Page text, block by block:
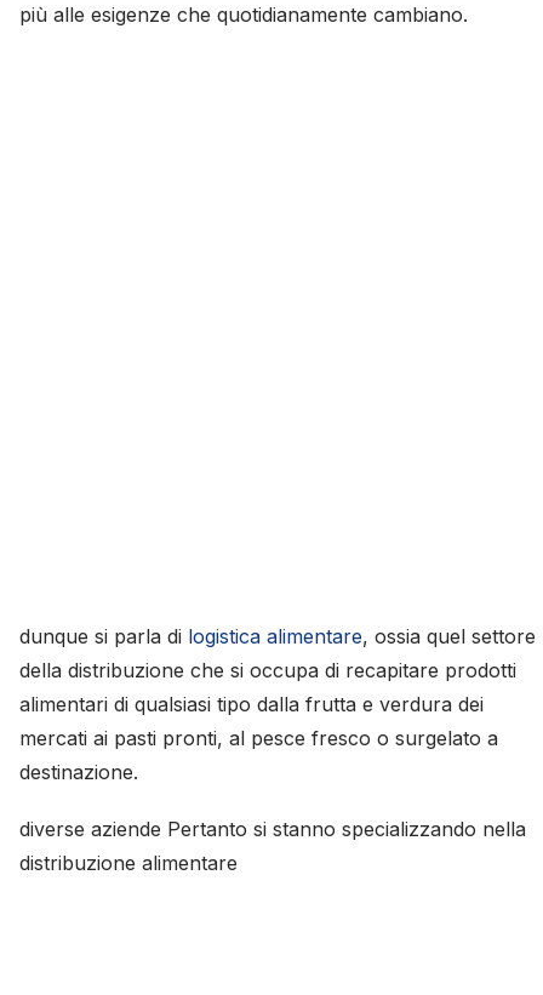
più alle esigenze che quotidianamente cambiano.
dunque si parla di logistica alimentare, ossia quel settore
della distribuzione che si occupa di recapitare prodotti
alimentari di qualsiasi tipo dalla frutta e verdura dei
mercati ai pasti pronti, al pesce fresco o surgelato a
destinazione.
diverse aziende Pertanto si stanno specializzando nella
distribuzione alimentare